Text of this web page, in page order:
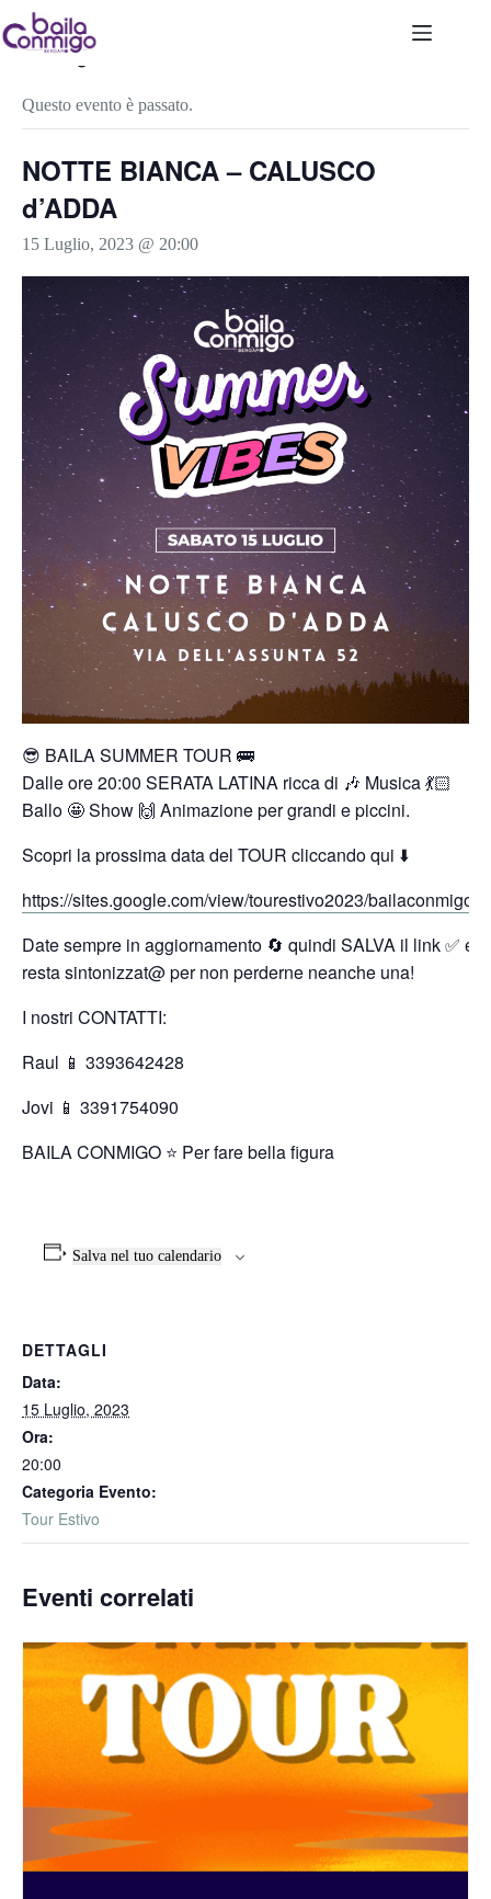
Salta
al
contenuto
« Tutti gli Eventi
Questo evento è passato.
NOTTE BIANCA – CALUSCO
d’ADDA
15 Luglio, 2023 @ 20:00
😎 BAILA SUMMER TOUR 🚌
Dalle ore 20:00 SERATA LATINA ricca di 🎶 Musica 💃🏻
Ballo 🤩 Show 🙌 Animazione per grandi e piccini.
Scopri la prossima data del TOUR cliccando qui ⬇️
https://sites.google.com/view/tourestivo2023/
Date sempre in aggiornamento 🔄 quindi SALVA il link ✅ e
resta sintonizzat@ per non perderne neanche una!
I nostri CONTATTI:
Raul 📱 3393642428
Jovi 📱 3391754090
BAILA CONMIGO ⭐️ Per fare bella figura
Salva nel tuo calendario
DETTAGLI
Data:
15 Luglio, 2023
Ora:
20:00
Categoria Evento:
Tour Estivo
Eventi correlati